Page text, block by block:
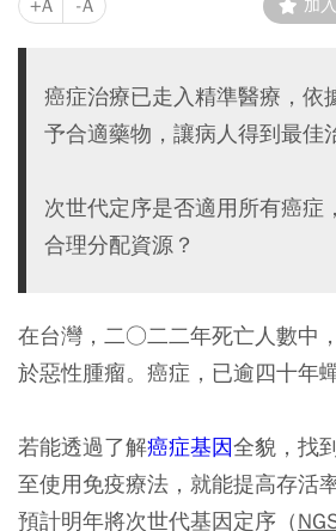
+A -A 加
癌症治療已走入精準醫療，依
予合適藥物，讓病人得到最佳
次世代定序是否適用所有癌症
合理分配資源？
在台灣，二○二二年死亡人數中
於惡性腫瘤。癌症，已逾四十年
若能透過了解癌症基因全貌，找
至使用免疫療法，就能提高存活
預計明年將次世代基因定序（